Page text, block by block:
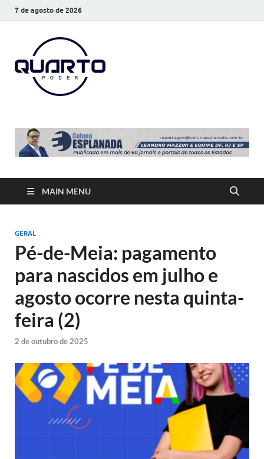
7 de agosto de 2026
MAIN MENU
GERAL
Pé-de-Meia: pagamento
para nascidos em julho e
agosto ocorre nesta quinta-
feira (2)
2 de outubro de 2025